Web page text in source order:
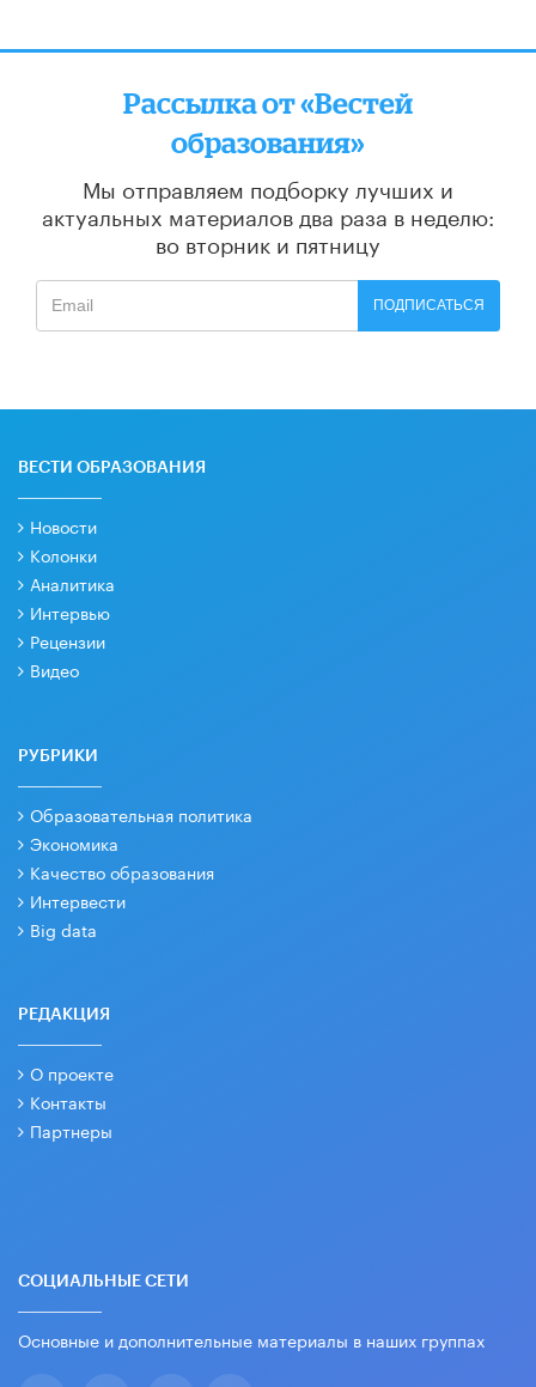
Рассылка от «Вестей
образования»
Мы отправляем подборку лучших и
актуальных материалов два раза в неделю:
во вторник и пятницу
ПОДПИСАТЬСЯ
ВЕСТИ ОБРАЗОВАНИЯ
Новости
Колонки
Аналитика
Интервью
Рецензии
Видео
РУБРИКИ
Образовательная политика
Экономика
Качество образования
Интервести
Big data
РЕДАКЦИЯ
О проекте
Контакты
Партнеры
СОЦИАЛЬНЫЕ СЕТИ
Основные и дополнительные материалы в наших группах